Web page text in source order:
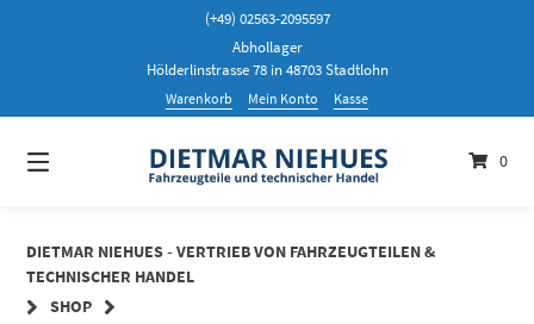
(+49) 02563-2095597
Abhollager
Hölderlinstrasse 78 in 48703 Stadtlohn
Warenkorb Mein Konto Kasse
0
DIETMAR NIEHUES - VERTRIEB VON FAHRZEUGTEILEN &
TECHNISCHER HANDEL
SHOP